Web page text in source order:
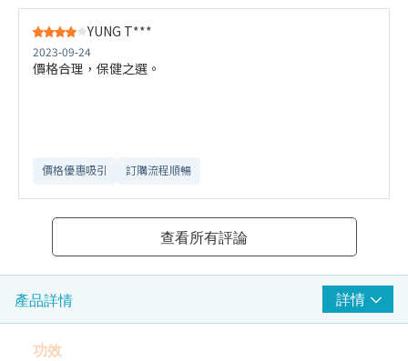
YUNG T***
2023-09-24
價格合理，保健之選。
價格優惠吸引 訂購流程順暢
查看所有評論
產品詳情 詳情
功效